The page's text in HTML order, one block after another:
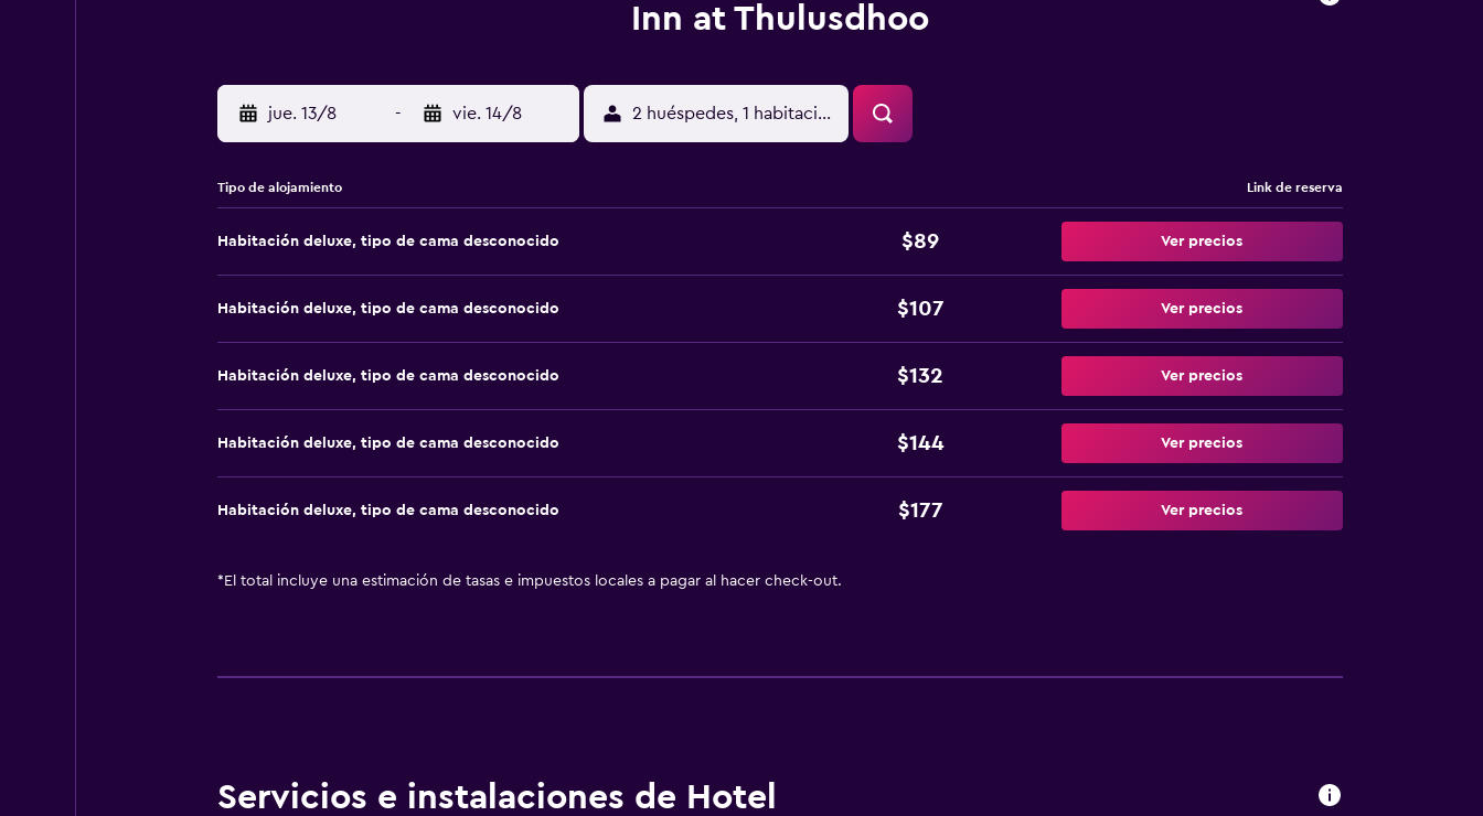
Inn at Thulusdhoo
jue. 13/8 - vie. 14/8 2 huéspedes, 1 habitación
Tipo de alojamiento Link de reserva
Habitación deluxe, tipo de cama desconocido $89 Ver precios
Habitación deluxe, tipo de cama desconocido $107 Ver precios
Habitación deluxe, tipo de cama desconocido $132 Ver precios
Habitación deluxe, tipo de cama desconocido $144 Ver precios
Habitación deluxe, tipo de cama desconocido $177 Ver precios
* El total incluye una estimación de tasas e impuestos locales a pagar al hacer check-out.
Servicios e instalaciones de Hotel